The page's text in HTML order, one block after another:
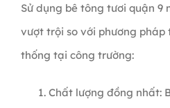
Sử dụng bê tông tươi quận 9
vượt trội so với phương
thống tại công trường:
Chất lượng đồng nhất: